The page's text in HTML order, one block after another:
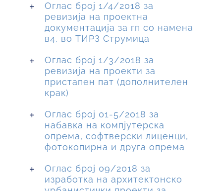
Оглас број 1/4/2018 за
ревизија на проектна
документација за гп со намена
в4, во ТИРЗ Струмица
Оглас број 1/3/2018 за
ревизија на проекти за
пристапен пат (дополнителен
крак)
Оглас број 01-5/2018 за
набавка на компјутерска
опрема, софтверски лиценци,
фотокопирна и друга опрема
Оглас број 09/2018 за
изработка на архитектонско